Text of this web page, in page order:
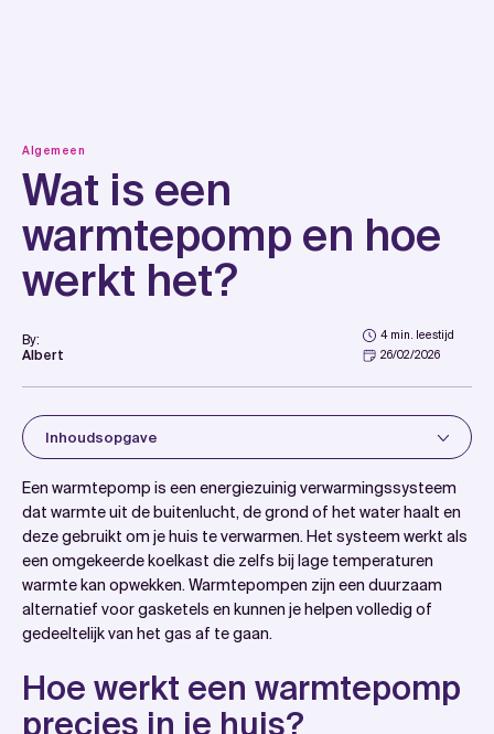
Algemeen
Wat is een
warmtepomp en hoe
werkt het?
By:
Albert
4 min. leestijd
26/02/2026
Inhoudsopgave
Hoe werkt een warmtepomp precies in je huis?
Wat zijn de verschillende soorten warmtepompen?
Welke voordelen heeft een warmtepomp ten
opzichte van een gasketel?
Hoeveel kost een warmtepomp en wat bepaalt de
Is jouw huis geschikt voor een warmtepomp?
Een warmtepomp is een energiezuinig verwarmingssysteem
dat warmte uit de buitenlucht, de grond of het water haalt en
deze gebruikt om je huis te verwarmen. Het systeem werkt als
een omgekeerde koelkast die zelfs bij lage temperaturen
warmte kan opwekken. Warmtepompen zijn een duurzaam
alternatief voor gasketels en kunnen je helpen volledig of
gedeeltelijk van het gas af te gaan.
Hoe werkt een warmtepomp
precies in je huis?